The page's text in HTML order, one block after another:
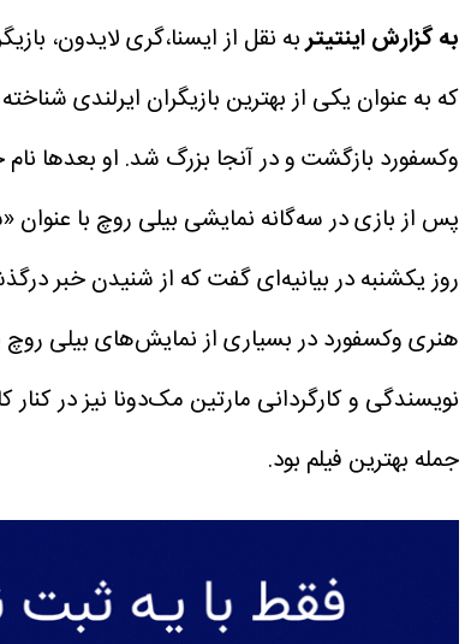
به گزارش اینتیتربه نقل از ایسنا،گری لایدون،
وکسفورد بازگشت و در آنجا بزرگ شد. او بعدها
پس از بازی در سه‌گانه نمایشی بیلی روچ با عنوان «سه‌گانه
روز یکشنبه در بیانیه‌ای گفت که از شنیدن خبر
هنری وکسفورد در بسیاری از نمایش‌های بیلی روچ
جمله بهترین فیلم بود.